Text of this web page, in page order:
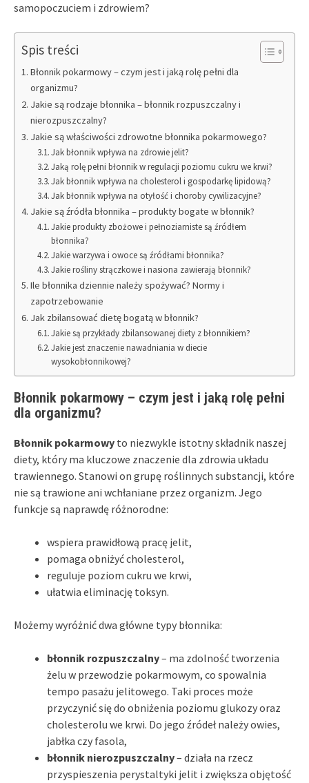
samopoczuciem i zdrowiem?
Spis treści
Błonnik pokarmowy – czym jest i jaką rolę pełni dla
organizmu?
Jakie są rodzaje błonnika – błonnik rozpuszczalny i
nierozpuszczalny?
Jakie są właściwości zdrowotne błonnika pokarmowego?
Jak błonnik wpływa na zdrowie jelit?
Jaką rolę pełni błonnik w regulacji poziomu cukru we krwi?
Jak błonnik wpływa na cholesterol i gospodarkę lipidową?
Jak błonnik wpływa na otyłość i choroby cywilizacyjne?
Jakie są źródła błonnika – produkty bogate w błonnik?
Jakie produkty zbożowe i pełnoziarniste są źródłem
błonnika?
Jakie warzywa i owoce są źródłami błonnika?
Jakie rośliny strączkowe i nasiona zawierają błonnik?
Ile błonnika dziennie należy spożywać? Normy i
zapotrzebowanie
Jak zbilansować dietę bogatą w błonnik?
Jakie są przykłady zbilansowanej diety z błonnikiem?
Jakie jest znaczenie nawadniania w diecie
wysokobłonnikowej?
Błonnik pokarmowy – czym jest i jaką rolę pełni
dla organizmu?
Błonnik pokarmowy to niezwykle istotny składnik naszej
diety, który ma kluczowe znaczenie dla zdrowia układu
trawiennego. Stanowi on grupę roślinnych substancji, które
nie są trawione ani wchłaniane przez organizm. Jego
funkcje są naprawdę różnorodne:
wspiera prawidłową pracę jelit,
pomaga obniżyć cholesterol,
reguluje poziom cukru we krwi,
ułatwia eliminację toksyn.
Możemy wyróżnić dwa główne typy błonnika:
błonnik rozpuszczalny– ma zdolność tworzenia
żelu w przewodzie pokarmowym, co spowalnia
tempo pasażu jelitowego. Taki proces może
przyczynić się do obniżenia poziomu glukozy oraz
cholesterolu we krwi. Do jego źródeł należy owies,
jabłka czy fasola,
błonnik nierozpuszczalny– działa na rzecz
przyspieszenia perystaltyki jelit i zwiększa objętość